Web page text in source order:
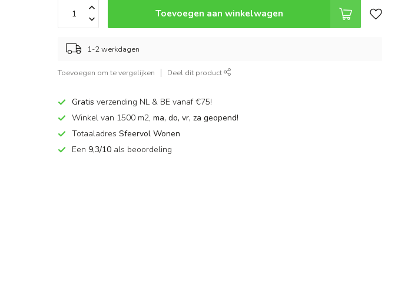
Toevoegen aan winkelwagen
1-2 werkdagen
Toevoegen om te vergelijken Deel dit product
Gratisverzending NL & BE vanaf €75!
Winkel van 1500 m2,ma, do, vr, za geopend!
TotaaladresSfeervol Wonen
Een 9,3/10 als beoordeling